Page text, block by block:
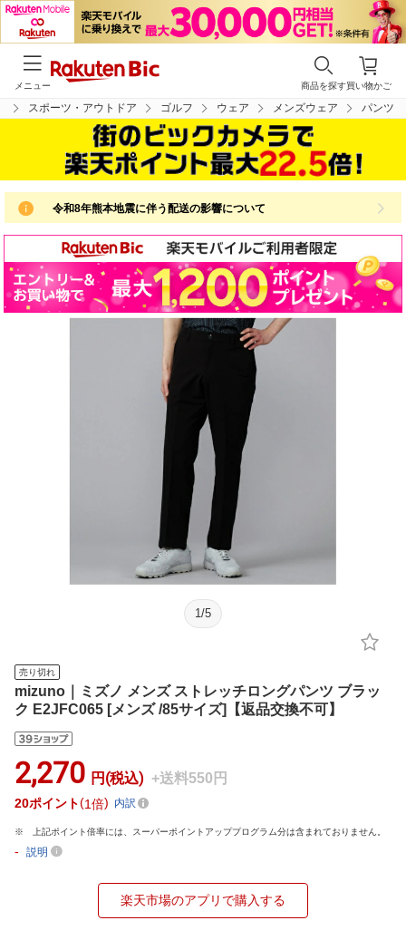
買い物かご
商品を探す
メニュー
スポーツ・アウトドア ゴルフ ウェア メンズウェア パンツ
令和8年熊本地震に伴う配送の影響について
1 /5
売り切れ
mizuno｜ミズノ メンズ ストレッチロングパンツ ブラッ
ク E2JFC065 [メンズ /85サイズ]【返品交換不可】
2,270 円(税込) +送料550円
20ポイント 1倍 内訳
上記ポイント倍率には、スーパーポイントアッププログラム分は含まれておりません。
- 説明
楽天市場のアプリで購入する